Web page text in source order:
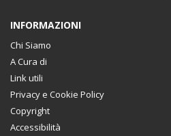
INFORMAZIONI
Chi Siamo
A Cura di
Link utili
Privacy e Cookie Policy
Copyright
Accessibilità